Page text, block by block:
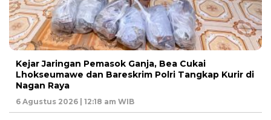
Kejar Jaringan Pemasok Ganja, Bea Cukai
Lhokseumawe dan Bareskrim Polri Tangkap Kurir di
Nagan Raya
6 Agustus 2026 | 12:18 am WIB